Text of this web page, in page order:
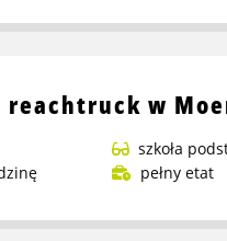
reachtruck w
szkoła
pełny etat